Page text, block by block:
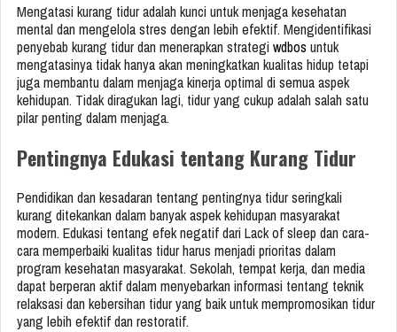
Mengatasi kurang tidur adalah kunci untuk menjaga kesehatan
mental dan mengelola stres dengan lebih efektif. Mengidentifikasi
penyebab kurang tidur dan menerapkan strategi wdbos untuk
mengatasinya tidak hanya akan meningkatkan kualitas hidup tetapi
juga membantu dalam menjaga kinerja optimal di semua aspek
kehidupan. Tidak diragukan lagi, tidur yang cukup adalah salah satu
pilar penting dalam menjaga.
Pentingnya Edukasi tentang Kurang Tidur
Pendidikan dan kesadaran tentang pentingnya tidur seringkali
kurang ditekankan dalam banyak aspek kehidupan masyarakat
modern. Edukasi tentang efek negatif dari Lack of sleep dan cara-
cara memperbaiki kualitas tidur harus menjadi prioritas dalam
program kesehatan masyarakat. Sekolah, tempat kerja, dan media
dapat berperan aktif dalam menyebarkan informasi tentang teknik
relaksasi dan kebersihan tidur yang baik untuk mempromosikan tidur
yang lebih efektif dan restoratif.